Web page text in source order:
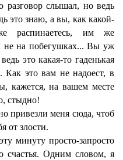
разговор слышал, но ведь
это знаю, а вы, как какой-
распинаетесь, им же
не на побегушках... Вы уж
это какая-то гаденькая
Как это вам не надоест, в
кажется, на вашем месте
стыдно!
привезли меня сюда, чтоб
от злости.
минуту просто-запросто
счастья. Одним словом, я